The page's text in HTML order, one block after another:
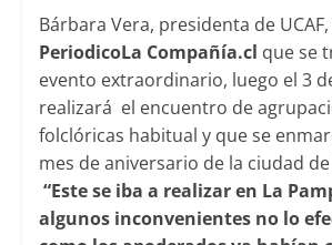
Bárbara Vera, presidenta de
PeriodicoLa Compañía.cl que se
evento extraordinario, luego el 3
realizará el encuentro de
folclóricas habitual y que se
mes de aniversario de la ciudad de
“Este se iba a realizar en La
algunos inconvenientes no lo